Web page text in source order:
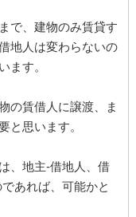
で、建物のみ賃貸す
地人は変わらないの
ます。
の賃借人に譲渡、ま
と思います。
、地主-借地人、借
あれば、可能かと